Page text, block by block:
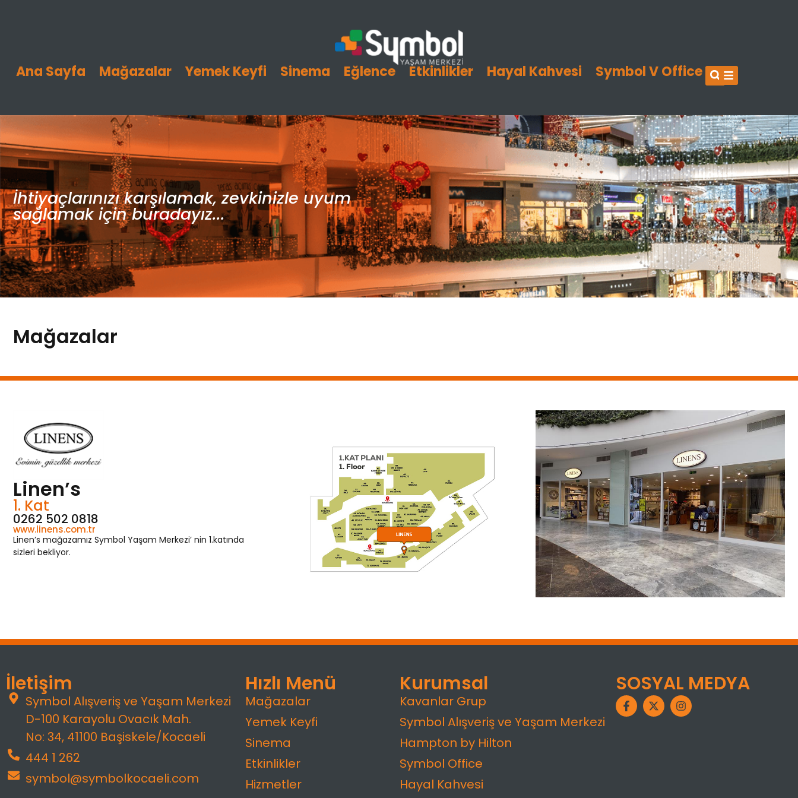
Ana Sayfa Mağazalar Yemek Keyfi Sinema Eğlence Etkinlikler Hayal Kahvesi Symbol V Office
İhtiyaçlarınızı karşılamak, zevkinizle uyum
sağlamak için buradayız...
Mağazalar
Linen’s
1. Kat
0262 502 0818
www.linens.com.tr
Linen’s mağazamız Symbol Yaşam Merkezi’ nin 1.katında
sizleri bekliyor.
İletişim
Symbol Alışveriş ve Yaşam Merkezi
D-100 Karayolu Ovacık Mah.
No: 34, 41100 Başiskele/Kocaeli
444 1 262
symbol@symbolkocaeli.com
Hızlı Menü
Mağazalar
Yemek Keyfi
Sinema
Etkinlikler
Hizmetler
Kurumsal
Kavanlar Grup
Symbol Alışveriş ve Yaşam Merkezi
Hampton by Hilton
Symbol Office
Hayal Kahvesi
SOSYAL MEDYA